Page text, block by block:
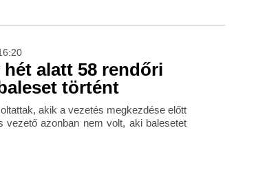
alatt 58 rendőri
történt
akik a vezetés megkezdése előtt
azonban nem volt, aki balesetet